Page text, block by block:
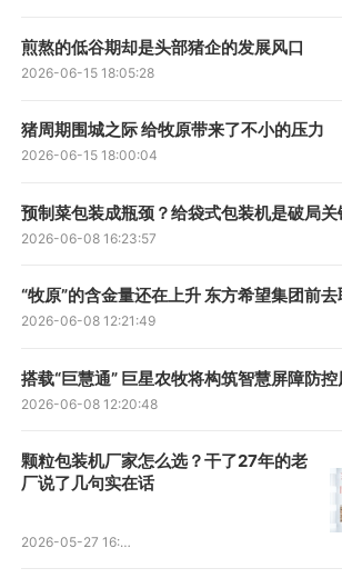
煎熬的低谷期却是头部猪企的发展风口
2026-06-15 18:05:28
猪周期围城之际 给牧原带来了不小的压力
2026-06-15 18:00:04
预制菜包装成瓶颈？给袋式包装机是破局关
2026-06-08 16:23:57
“牧原”的含金量还在上升 东方希望集团前
2026-06-08 12:21:49
搭载“巨慧通” 巨星农牧将构筑智慧屏障防
2026-06-08 12:20:48
颗粒包装机厂家怎么选？干了27年的老
厂说了几句实在话
2026-05-27 16:40:36